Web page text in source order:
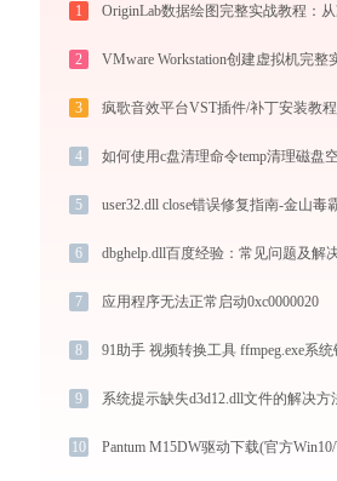
1 OriginLab数据绘图完整实战教程：
2 VMware Workstation创建虚拟机完整
3
4 如何使用c盘清理命令temp清理磁盘
5 user32.dll close错误修复指南-金山毒
6 dbghelp.dll百度经验：常见问题及解
7 应用程序无法正常启动0xc0000020
8
9 系统提示缺失d3d12.dll文件的解决方
10 Pantum M15DW驱动下载(官方